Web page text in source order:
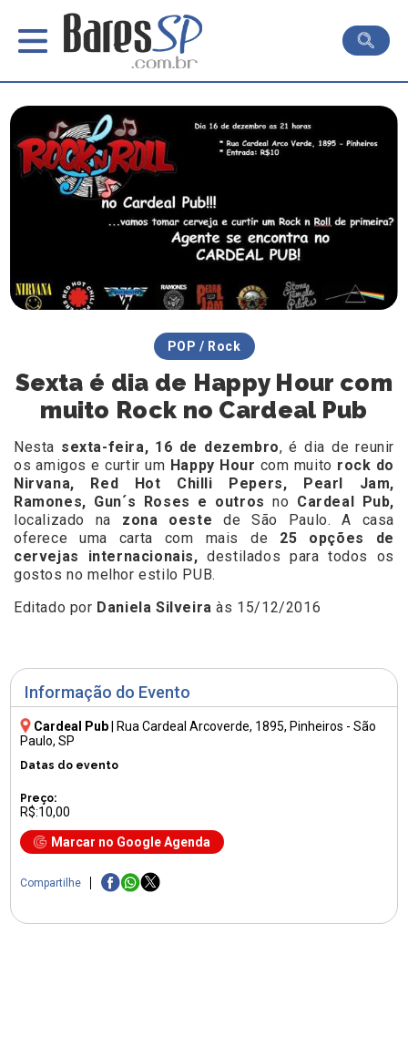
Informação do Evento
Cardeal Pub Rua Cardeal Arcoverde, 1895, Pinheiros - São
Paulo, SP
Datas do evento
Preço:
R$:10,00
Marcar no Google Agenda
Compartilhe
POP / Rock
Sexta é dia de Happy Hour com
muito Rock no Cardeal Pub
Nesta sexta-feira, 16 de dezembro, é dia de reunir
os amigos e curtir um Happy Hour com muito rock do
Nirvana, Red Hot Chilli Pepers, Pearl Jam,
Ramones, Gun´s Roses e outrosno Cardeal Pub,
localizado na zona oeste de São Paulo. A casa
oferece uma carta com mais de 25 opções de
cervejas internacionais, destilados para todos os
gostos no melhor estilo PUB.
Editado por Daniela Silveira às 15/12/2016